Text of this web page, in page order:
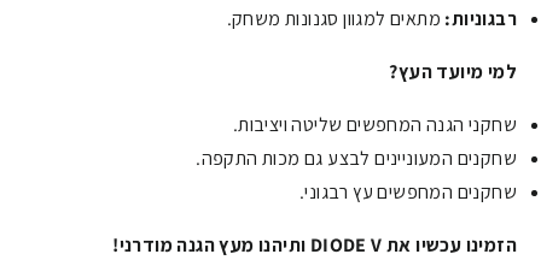
רבגוניות: מתאים למגוון סגנונות משחק.
למי מיועד העץ?
שחקני הגנה המחפשים שליטה ויציבות.
שחקנים המעוניינים לבצע גם מכות התקפה.
שחקנים המחפשים עץ רבגוני.
הזמינו עכשיו את DIODE V ותיהנו מעץ הגנה מודרני!